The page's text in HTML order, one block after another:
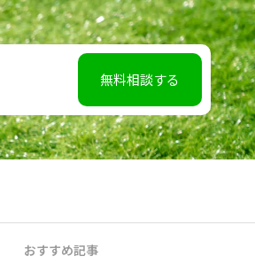
無料相談する
おすすめ記事